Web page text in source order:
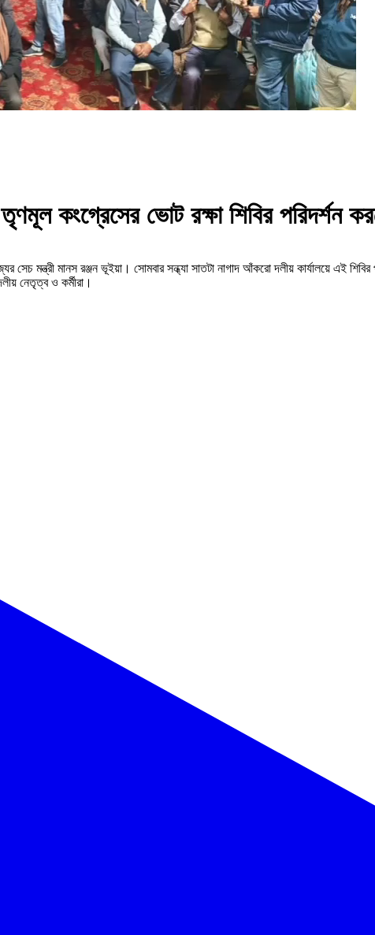
কংগ্রেসের ভোট রক্ষা শিবির পরিদর্শন
সেচ মন্ত্রী মানস রঞ্জন ভূইয়া। সোমবার সন্ধ্যা সাতটা নাগাদ আঁকরো দলীয় কার্যালয়ে এই
নেতৃত্ব ও কর্মীরা।